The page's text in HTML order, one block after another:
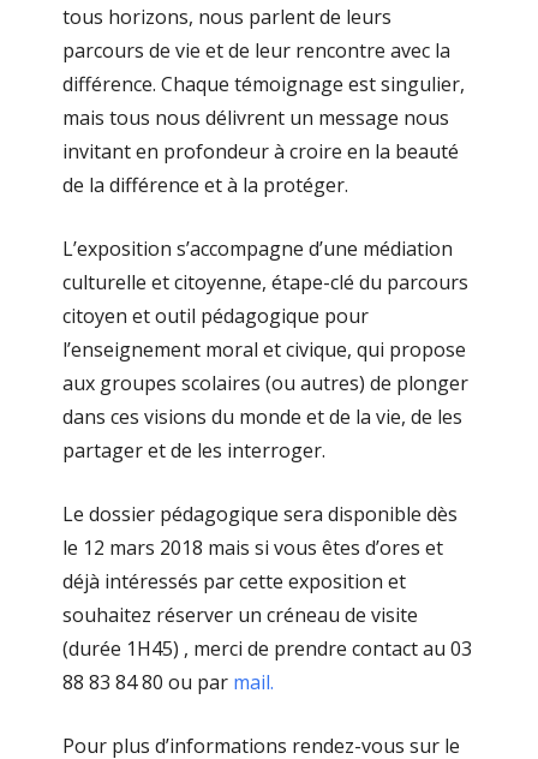
tous horizons, nous parlent de leurs
parcours de vie et de leur rencontre avec la
différence. Chaque témoignage est singulier,
mais tous nous délivrent un message nous
invitant en profondeur à croire en la beauté
de la différence et à la protéger.
L’exposition s’accompagne d’une médiation
culturelle et citoyenne, étape-clé du parcours
citoyen et outil pédagogique pour
l’enseignement moral et civique, qui propose
aux groupes scolaires (ou autres) de plonger
dans ces visions du monde et de la vie, de les
partager et de les interroger.
Le dossier pédagogique sera disponible dès
le 12 mars 2018 mais si vous êtes d’ores et
déjà intéressés par cette exposition et
souhaitez réserver un créneau de visite
(durée 1H45) , merci de prendre contact au 03
88 83 84 80 ou par mail.
Pour plus d’informations rendez-vous sur le